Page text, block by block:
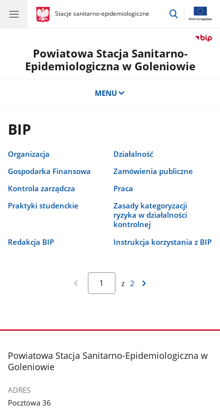
gov.pl
Stacje sanitarno-epidemiologiczne
gov.pl
Stacje
przejdź
Powiatowa Stacja Sanitarno-
Epidemiologiczna w Goleniowie
MENU
BIP
Organizacja
Działalność
Gospodarka Finansowa
Zamówienia publiczne
Kontrola zarządcza
Praca
Praktyki studenckie
Zasady kategoryzacji
ryzyka w działalności
kontrolnej
Redakcja BIP
Instrukcja korzystania z BIP
z 2
stopka
Powiatowa Stacja Sanitarno-Epidemiologiczna w
Goleniowie
ADRES
Pocztowa 36